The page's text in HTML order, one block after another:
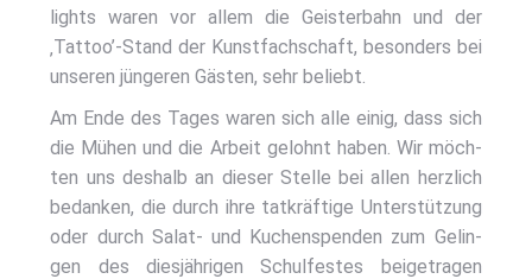
lights waren vor allem die Geis­ter­bahn und der
‚Tattoo’-Stand der Kunst­fach­schaft, beson­ders bei
unse­ren jün­ge­ren Gäs­ten, sehr beliebt.
Am Ende des Tages waren sich alle einig, dass sich
die Mühen und die Arbeit gelohnt haben. Wir möch­
ten uns des­halb an die­ser Stel­le bei allen herz­lich
bedan­ken, die durch ihre tat­kräf­ti­ge Unter­stüt­zung
oder durch Salat- und Kuchen­spen­den zum Gelin­
gen des dies­jäh­ri­gen Schul­fes­tes bei­getra­gen